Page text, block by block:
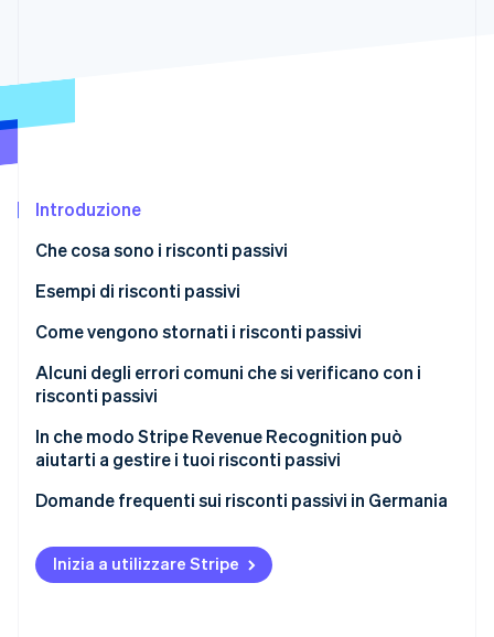
Costituzione di start-up
Identity
Scopri come Stripe sta costruendo l'infrastruttura
Guarda ora
Introduzione
Che cosa sono i risconti passivi
Ricavi con incasso anticipato in contabilità
Ratei transitori
Ratei anticipati
Esempi di risconti passivi
Come vengono stornati i risconti passivi
Alcuni degli errori comuni che si verificano con i
risconti passivi
Attribuzione degli utili al periodo errato
Sovrastima o sottostima dei risconti
Mancata considerazione delle rettifiche
Documentazione poco chiara o mancante
In che modo Stripe Revenue Recognition può
aiutarti a gestire i tuoi risconti passivi
Domande frequenti sui risconti passivi in Germania
Inizia a utilizzare Stripe